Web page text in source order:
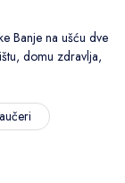
Banje na ušću dve
domu zdravlja,